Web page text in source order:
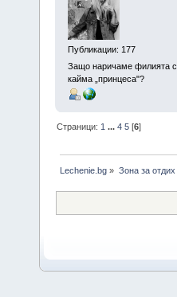
Публикации: 177
Защо наричаме филията с
кайма „принцеса"?
Страници: 1 ...4 5 [6]
Lechenie.bg » Зона за отдих